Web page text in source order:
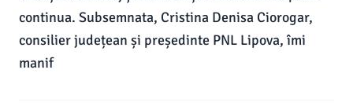
continua. Subsemnata, Cristina Denisa Ciorogar,
consilier județean și președinte PNL Lipova, îmi
manif